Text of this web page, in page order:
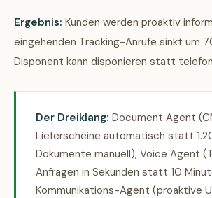
Ergebnis: Kunden werden proaktiv
eingehenden Tracking-Anrufe sinkt um
Disponent kann disponieren statt
Der Dreiklang: Document Agent
Lieferscheine automatisch statt
Dokumente manuell), Voice Agent
Anfragen in Sekunden statt 10
Kommunikations-Agent (proaktive